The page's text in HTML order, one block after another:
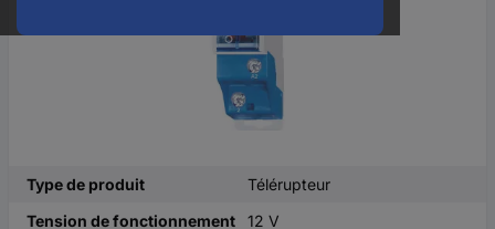
Type de produit
Télérupteur
Tension de fonctionnement
12 V